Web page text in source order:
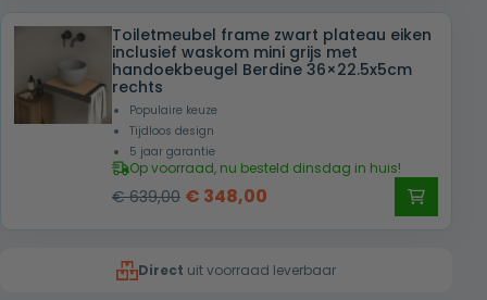
was:
€ 639,00.
is:
€ 348,00.
Toiletmeubel frame zwart plateau eiken
inclusief waskom mini grijs met
handoekbeugel Berdine 36×22.5x5cm
rechts
Populaire keuze
Tijdloos design
5 jaar garantie
Op voorraad, nu besteld dinsdag in huis!
€639,00 Oorspronkelijke
€ 639,00.
€ 348,00
€ 348,00.
Direct uit voorraad leverbaar